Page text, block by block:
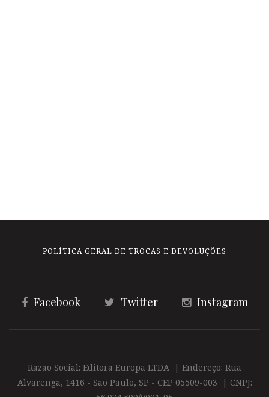
POLÍTICA GERAL DE TROCAS E DEVOLUÇÕES
Facebook Twitter Instagram
Razão Social: Editora Europa LTDA | Endereço: Rua
Alvarenga, 1416 - São Paulo, SP - CEP 05509-003 | CNPJ: